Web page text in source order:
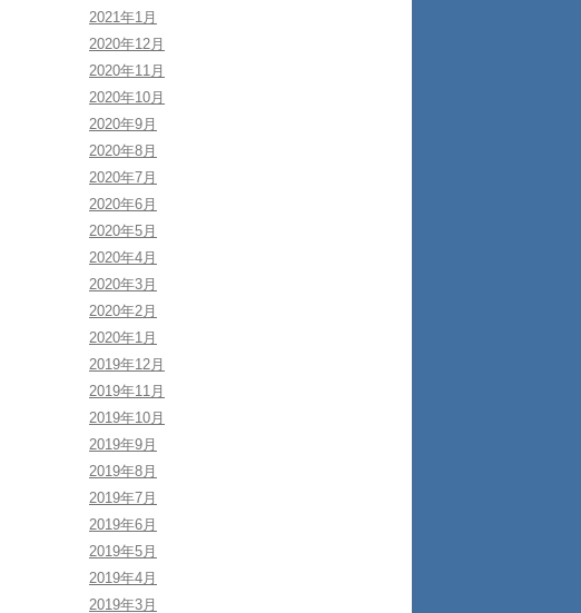
2021年1月
2020年12月
2020年11月
2020年10月
2020年9月
2020年8月
2020年7月
2020年6月
2020年5月
2020年4月
2020年3月
2020年2月
2020年1月
2019年12月
2019年11月
2019年10月
2019年9月
2019年8月
2019年7月
2019年6月
2019年5月
2019年4月
2019年3月